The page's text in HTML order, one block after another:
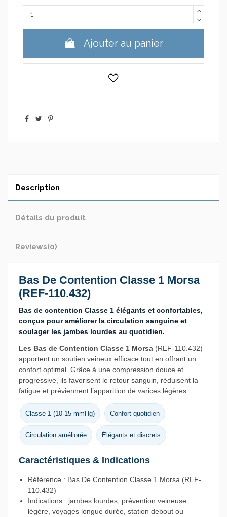
Ajouter au panier
Description
Détails du produit
Reviews(0)
Bas De Contention Classe 1 Morsa
(REF-110.432)
Bas de contention Classe 1 élégants et confortables,
conçus pour améliorer la circulation sanguine et
soulager les jambes lourdes au quotidien.
Les Bas de Contention Classe 1 Morsa (REF-110.432)
apportent un soutien veineux efficace tout en offrant un
confort optimal. Grâce à une compression douce et
progressive, ils favorisent le retour sanguin, réduisent la
fatigue et préviennent l’apparition de varices légères.
Classe 1 (10-15 mmHg) Confort quotidien
Circulation améliorée Élégants et discrets
Caractéristiques & Indications
Référence : Bas De Contention Classe 1 Morsa (REF-
110.432)
Indications : jambes lourdes, prévention veineuse
légère, voyages longue durée, station debout ou